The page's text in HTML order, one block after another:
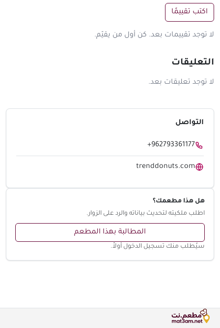
اكتب تقييمًا
لا توجد تقييمات بعد. كن أول من يقيّم.
التعليقات
لا توجد تعليقات بعد.
التواصل
+962793361177
trenddonuts.com
هل هذا مطعمك؟
اطلب ملكيته لتحديث بياناته والرد على الزوار.
المطالبة بهذا المطعم
سيُطلب منك تسجيل الدخول أولاً.